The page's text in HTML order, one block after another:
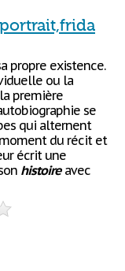
propre existence.
ou la
première
se
qui alternent
du récit et
écrit une
histoireavec